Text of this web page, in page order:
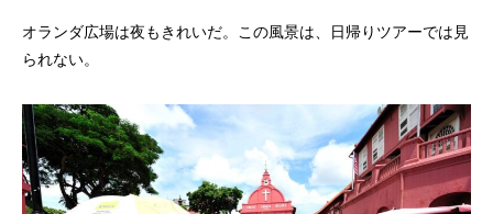
オランダ広場は夜もきれいだ。この風景は、日帰りツアーでは見
られない。